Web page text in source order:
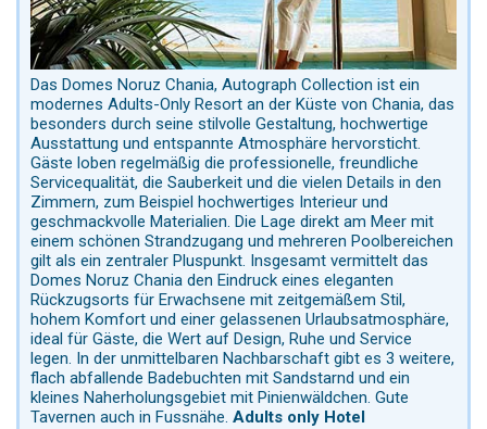
Das Domes Noruz Chania, Autograph Collection ist ein
modernes Adults-Only Resort an der Küste von Chania, das
besonders durch seine stilvolle Gestaltung, hochwertige
Ausstattung und entspannte Atmosphäre hervorsticht.
Gäste loben regelmäßig die professionelle, freundliche
Servicequalität, die Sauberkeit und die vielen Details in den
Zimmern, zum Beispiel hochwertiges Interieur und
geschmackvolle Materialien. Die Lage direkt am Meer mit
einem schönen Strandzugang und mehreren Poolbereichen
gilt als ein zentraler Pluspunkt. Insgesamt vermittelt das
Domes Noruz Chania den Eindruck eines eleganten
Rückzugsorts für Erwachsene mit zeitgemäßem Stil,
hohem Komfort und einer gelassenen Urlaubsatmosphäre,
ideal für Gäste, die Wert auf Design, Ruhe und Service
legen. In der unmittelbaren Nachbarschaft gibt es 3 weitere,
flach abfallende Badebuchten mit Sandstarnd und ein
kleines Naherholungsgebiet mit Pinienwäldchen. Gute
Tavernen auch in Fussnähe. Adults only Hotel